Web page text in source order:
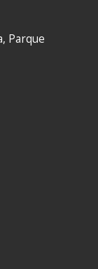
Parque